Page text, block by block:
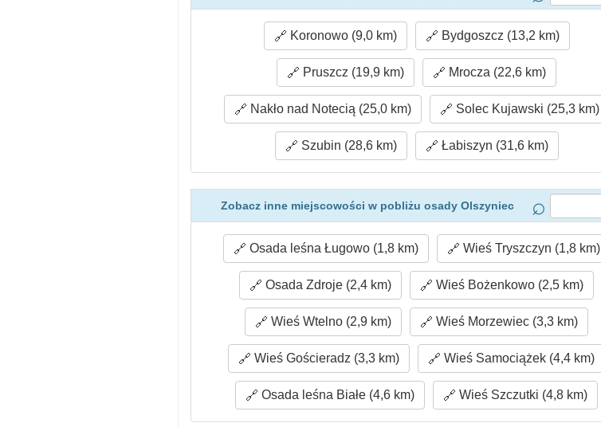
Koronowo (9,0 km) Bydgoszcz (13,2 km)
Pruszcz (19,9 km) Mrocza (22,6 km)
Nakło nad Notecią (25,0 km) Solec Kujawski (25,3 km)
Szubin (28,6 km) Łabiszyn (31,6 km)
Zobacz inne miejscowości w pobliżu osady Olszyniec
Osada leśna Ługowo (1,8 km) Wieś Tryszczyn (1,8 km)
Osada Zdroje (2,4 km) Wieś Bożenkowo (2,5 km)
Wieś Wtelno (2,9 km) Wieś Morzewiec (3,3 km)
Wieś Gościeradz (3,3 km) Wieś Samociążek (4,4 km)
Osada leśna Białe (4,6 km) Wieś Szczutki (4,8 km)